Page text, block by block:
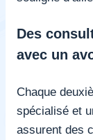
Des
avec un
Chaque
spécialisé et
assurent des